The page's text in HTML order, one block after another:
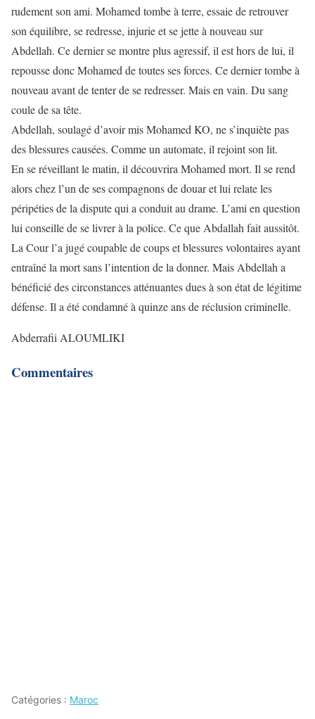
rudement son ami. Mohamed tombe à terre, essaie de retrouver
son équilibre, se redresse, injurie et se jette à nouveau sur
Abdellah. Ce dernier se montre plus agressif, il est hors de lui, il
repousse donc Mohamed de toutes ses forces. Ce dernier tombe à
nouveau avant de tenter de se redresser. Mais en vain. Du sang
coule de sa tête.
Abdellah, soulagé d’avoir mis Mohamed KO, ne s’inquiète pas
des blessures causées. Comme un automate, il rejoint son lit.
En se réveillant le matin, il découvrira Mohamed mort. Il se rend
alors chez l’un de ses compagnons de douar et lui relate les
péripéties de la dispute qui a conduit au drame. L’ami en question
lui conseille de se livrer à la police. Ce que Abdallah fait aussitôt.
La Cour l’a jugé coupable de coups et blessures volontaires ayant
entraîné la mort sans l’intention de la donner. Mais Abdellah a
bénéficié des circonstances atténuantes dues à son état de légitime
défense. Il a été condamné à quinze ans de réclusion criminelle.
Abderrafii ALOUMLIKI
Commentaires
Catégories : Maroc